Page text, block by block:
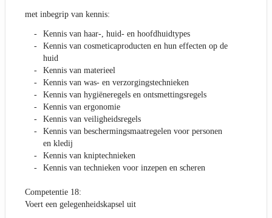
met inbegrip van kennis:
Kennis van haar-, huid- en hoofdhuidtypes
Kennis van cosmeticaproducten en hun effecten op de
huid
Kennis van materieel
Kennis van was- en verzorgingstechnieken
Kennis van hygiëneregels en ontsmettingsregels
Kennis van ergonomie
Kennis van veiligheidsregels
Kennis van beschermingsmaatregelen voor personen
en kledij
Kennis van kniptechnieken
Kennis van technieken voor inzepen en scheren
Competentie 18:
Voert een gelegenheidskapsel uit